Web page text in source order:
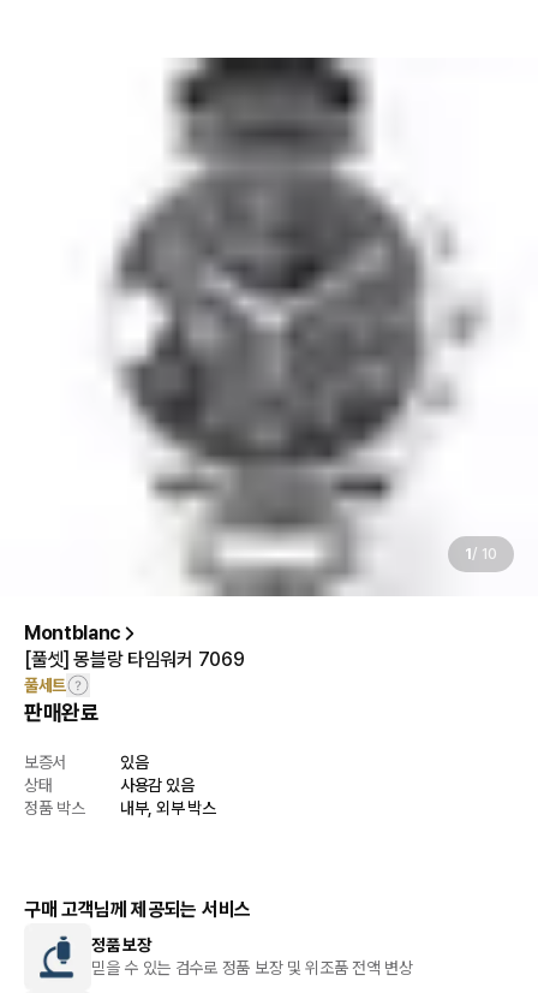
1/ 10
Montblanc
[풀셋] 몽블랑 타임워커 7069
풀세트
판매완료
보증서
있음
상태
사용감 있음
정품 박스
내부, 외부 박스
구매 고객님께 제공되는 서비스
정품 보장
믿을 수 있는 검수로 정품 보장 및 위조품 전액 변상